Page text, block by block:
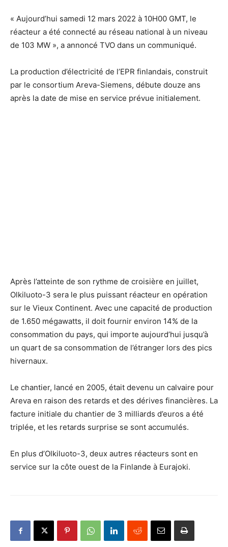
« Aujourd’hui samedi 12 mars 2022 à 10H00 GMT, le
réacteur a été connecté au réseau national à un niveau
de 103 MW », a annoncé TVO dans un communiqué.
La production d’électricité de l’EPR finlandais, construit
par le consortium Areva-Siemens, débute douze ans
après la date de mise en service prévue initialement.
Après l’atteinte de son rythme de croisière en juillet,
Olkiluoto-3 sera le plus puissant réacteur en opération
sur le Vieux Continent. Avec une capacité de production
de 1.650 mégawatts, il doit fournir environ 14% de la
consommation du pays, qui importe aujourd’hui jusqu’à
un quart de sa consommation de l’étranger lors des pics
hivernaux.
Le chantier, lancé en 2005, était devenu un calvaire pour
Areva en raison des retards et des dérives financières. La
facture initiale du chantier de 3 milliards d’euros a été
triplée, et les retards surprise se sont accumulés.
En plus d’Olkiluoto-3, deux autres réacteurs sont en
service sur la côte ouest de la Finlande à Eurajoki.